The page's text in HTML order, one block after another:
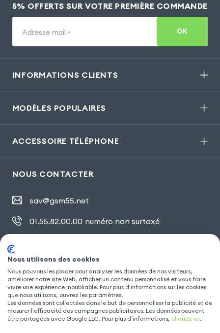
5% OFFERTS SUR VOTRE PREMIÈRE COMMANDE
Adresse mail * OK
INFORMATIONS CLIENTS
MODÈLES POPULAIRES
ACCESSOIRE TÉLÉPHONE
NOUS CONTACTER
sav@gsm55.net
01.55.82.00.00 numéro non surtaxé
SUIVEZ NOUS
Nous utilisons des cookies
Nous pouvons les placer pour analyser les données de nos visiteurs,
améliorer notre site Web, afficher un contenu personnalisé et vous faire
vivre une expérience inoubliable. Pour plus d'informations sur les cookies
que nous utilisons, ouvrez les paramètres.
Les données sont collectées dans le but de personnaliser la publicité et de
mesurer l'efficacité des campagnes publicitaires. Les données peuvent
être partagées avec Google LLC. Pour plus d'informations, cliquez ici.